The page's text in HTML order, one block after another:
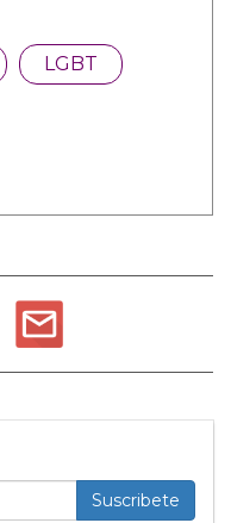
LGBT
Suscribete